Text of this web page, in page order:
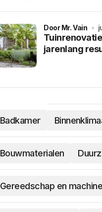
jarenlang
door Mr. Vain
Badkamer
Bouwmaterialen
Gereedschap en